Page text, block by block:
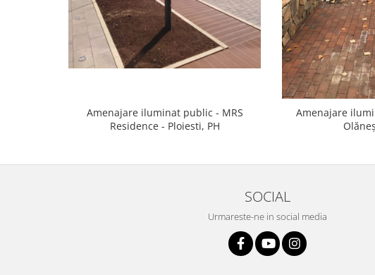
Amenajare iluminat public - MRS
Residence - Ploiesti, PH
Amenajare
SOCIAL
Urmareste-ne in social media